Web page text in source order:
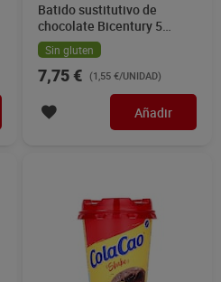
Batido sustitutivo de
chocolate Bicentury 5
unidades
Sin gluten
7,75 € (1,55 €/UNIDAD)
Añadir